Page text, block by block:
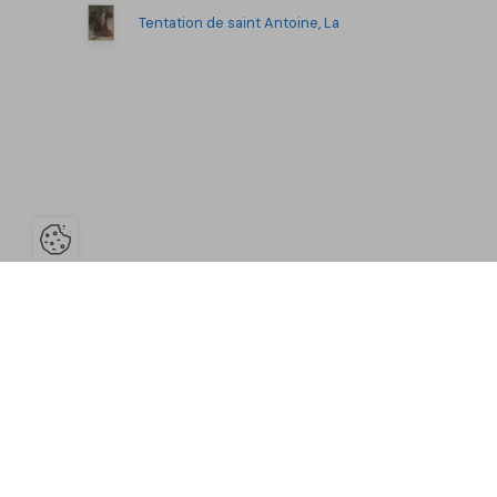
Tentation de saint Antoine, La
Ouvrir la barre de gestion des